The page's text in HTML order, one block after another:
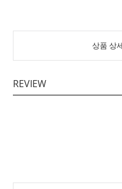
상품 상
REVIEW